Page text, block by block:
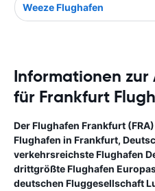
Weeze Flughafen
Informationen
für Frankfurt
Der Flughafen Frankfurt
Flughafen in Frankfurt,
verkehrsreichste Flughafen
drittgrößte Flughafen
deutschen Fluggesellschaft